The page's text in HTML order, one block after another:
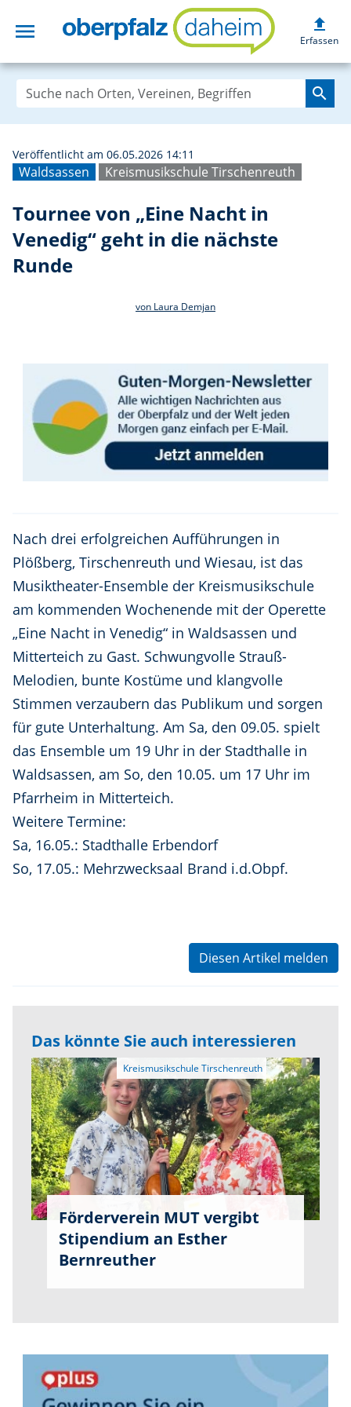
menu Tournee von
upload
Erfassen
search
Waldsassen Kreismusikschule Tirschenreuth
Veröffentlicht am 06.05.2026 14:11
Tournee von „Eine Nacht in
Venedig“ geht in die nächste
Runde
von Laura Demjan
Nach drei erfolgreichen Aufführungen in
Plößberg, Tirschenreuth und Wiesau, ist das
Musiktheater-Ensemble der Kreismusikschule
am kommenden Wochenende mit der Operette
„Eine Nacht in Venedig“ in Waldsassen und
Mitterteich zu Gast. Schwungvolle Strauß-
Melodien, bunte Kostüme und klangvolle
Stimmen verzaubern das Publikum und sorgen
für gute Unterhaltung. Am Sa, den 09.05. spielt
das Ensemble um 19 Uhr in der Stadthalle in
Waldsassen, am So, den 10.05. um 17 Uhr im
Pfarrheim in Mitterteich.
Weitere Termine:
Sa, 16.05.: Stadthalle Erbendorf
So, 17.05.: Mehrzwecksaal Brand i.d.Obpf.
Diesen Artikel melden
Das könnte Sie auch interessieren
Kreismusikschule Tirschenreuth
Förderverein MUT vergibt
Stipendium an Esther
Bernreuther